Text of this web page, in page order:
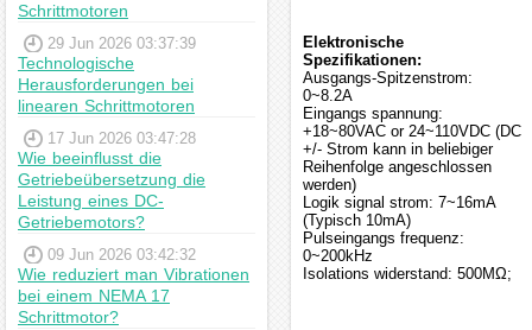
Schrittmotoren
29 Jun 2026 03:37:39
Technologische
Herausforderungen bei
linearen Schrittmotoren
17 Jun 2026 03:47:28
Wie beeinflusst die
Getriebeübersetzung die
Leistung eines DC-
Getriebemotors?
09 Jun 2026 03:42:32
Wie reduziert man Vibrationen
bei einem NEMA 17
Schrittmotor?
Elektronische
Spezifikationen:
Ausgangs-Spitzenstrom:
0~8.2A
Eingangs spannung:
+18~80VAC or 24~110VDC (DC
+/- Strom kann in beliebiger
Reihenfolge angeschlossen
werden)
Logik signal strom: 7~16mA
(Typisch 10mA)
Pulseingangs frequenz:
0~200kHz
Isolations widerstand: 500MΩ;